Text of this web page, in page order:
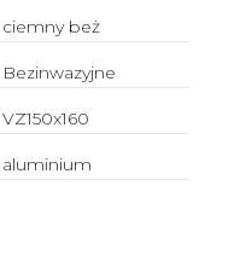
ciemny beż
Bezinwazyjne
VZ150x160
aluminium